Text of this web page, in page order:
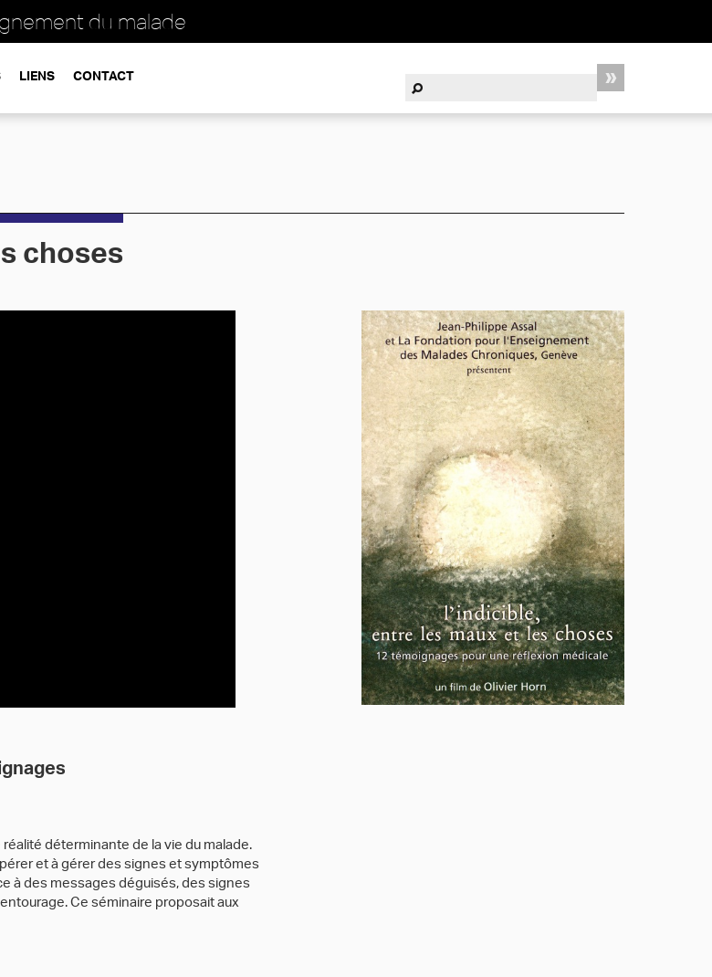
du malade
LIENS CONTACT
choses
déterminante de la vie du malade.
et à gérer des signes et symptômes
à des messages déguisés, des signes
Ce séminaire proposait aux